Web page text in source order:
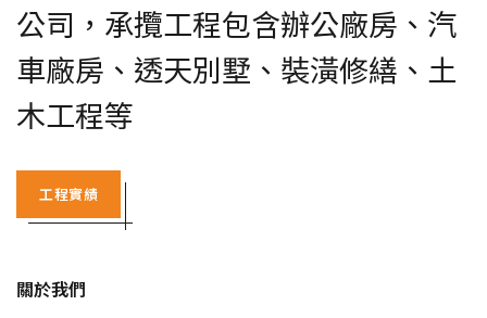
公司，承攬工程包含辦公廠房、汽
車廠房、透天別墅、裝潢修繕、土
木工程等
工程實績
關於我們